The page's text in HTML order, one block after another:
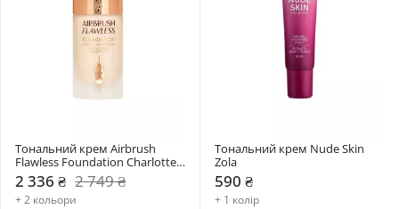
Тональний крем Airbrush
Flawless Foundation Charlotte
Tilbury
2 336 ₴ 2 749 ₴
+ 2 кольори
Тональний крем Nude Skin
Zola
590 ₴
+ 1 колір